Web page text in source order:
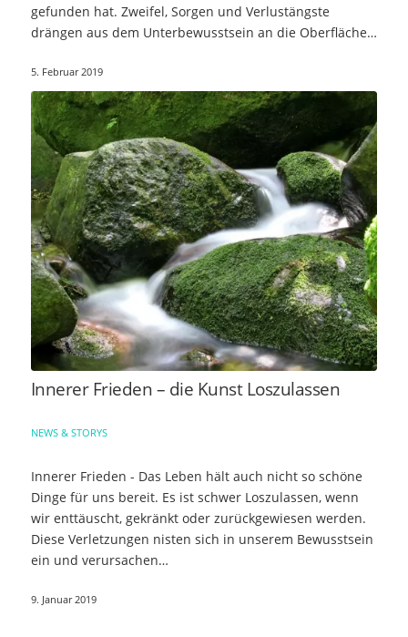
gefunden hat. Zweifel, Sorgen und Verlustängste
drängen aus dem Unterbewusstsein an die Oberfläche.
5. Februar 2019
Innerer Frieden – die Kunst Loszulassen
NEWS & STORYS
Innerer Frieden - Das Leben hält auch nicht so schöne
Dinge für uns bereit. Es ist schwer Loszulassen, wenn
wir enttäuscht, gekränkt oder zurückgewiesen werden.
Diese Verletzungen nisten sich in unserem Bewusstsein
ein und verursachen…
9. Januar 2019